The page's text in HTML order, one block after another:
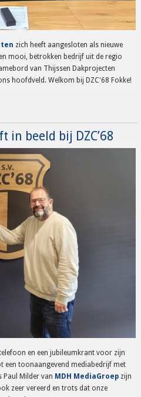
zich heeft aangesloten als nieuwe
mooi, betrokken bedrijf uit de regio
van Thijssen Dakprojecten
hoofdveld. Welkom bij DZC'68 Fokke!
in beeld bij DZC’68
en een jubileumkrant voor zijn
een toonaangevend mediabedrijf met
Paul Milder van MDH MediaGroep zijn
zeer vereerd en trots dat onze